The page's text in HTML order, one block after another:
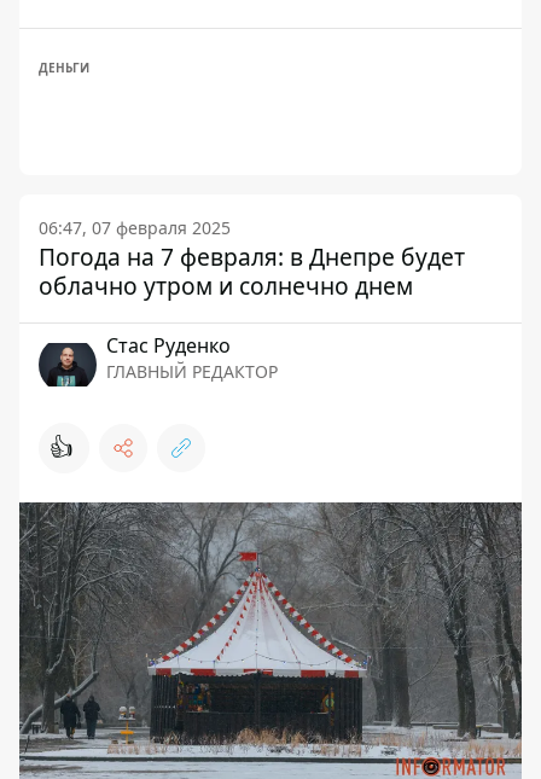
ДЕНЬГИ
06:47, 07 февраля 2025
Погода на 7 февраля: в Днепре будет
облачно утром и солнечно днем
Стаc Руденко
ГЛАВНЫЙ РЕДАКТОР
👍